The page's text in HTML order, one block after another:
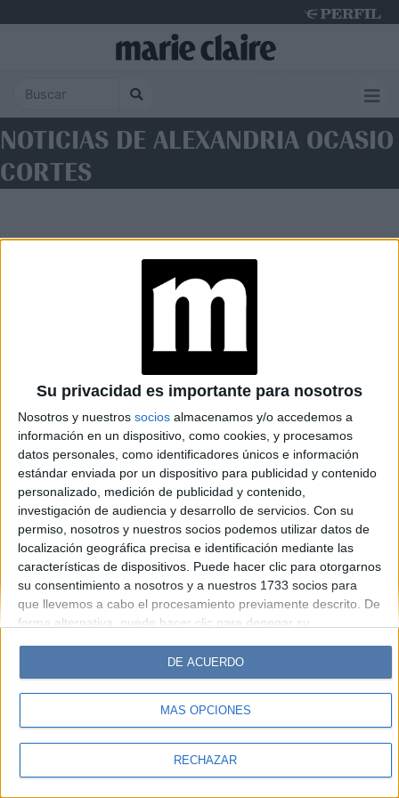
Su privacidad es importante para nosotros
Nosotros y nuestros socios almacenamos y/o accedemos a
información en un dispositivo, como cookies, y procesamos
datos personales, como identificadores únicos e información
estándar enviada por un dispositivo para publicidad y contenido
personalizado, medición de publicidad y contenido,
investigación de audiencia y desarrollo de servicios. Con su
permiso, nosotros y nuestros socios podemos utilizar datos de
localización geográfica precisa e identificación mediante las
características de dispositivos. Puede hacer clic para otorgarnos
su consentimiento a nosotros y a nuestros 1733 socios para
que llevemos a cabo el procesamiento previamente descrito. De
forma alternativa, puede hacer clic para denegar su
cambiar sus preferencias antes de otorgar su consentimiento.
Tenga en cuenta que algún procesamiento de sus datos
personales puede no requerir de su consentimiento, pero usted
tiene el derecho de rechazar tal procesamiento. Sus
sus preferencias o retirar su consentimiento en cualquier
MÁS OPCIONES
RECHAZAR
DE ACUERDO
NOTICIAS DE ALEXANDRIA OCASIO
CORTES
Caras Noticias
Hombre
Parabrisas
Look
Luz Mía Lunateen Break BATimes
© Perfil.com 2006-2019 - Todos los derechos reservados
Registro de Propiedad Intelectual: Nro. 5346433